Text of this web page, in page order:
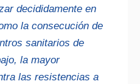
decididamente en
la consecución de
sanitarios de
la mayor
las resistencias a